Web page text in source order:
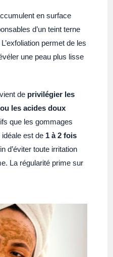
en surface
d’un teint terne
permet de les
une peau plus lisse
de privilégier les
les acides doux
que les gommages
est de 1 à 2 fois
d’éviter toute irritation
La régularité prime sur